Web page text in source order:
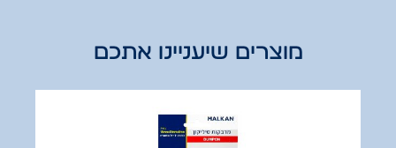
מוצרים שיעניינו אתכם